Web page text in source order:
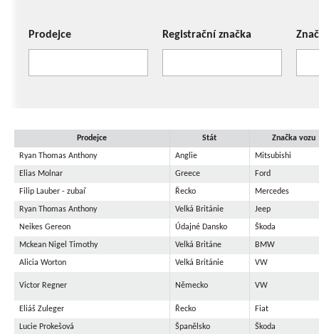
Prodejce Registrační značka
Prodejce Stát Značka vozu
Ryan Thomas Anthony Anglie Mitsubishi
Elias Molnar Greece Ford
Filip Lauber - zubař Řecko Mercedes
Ryan Thomas Anthony Velká Británie Jeep
Neikes Gereon Údajné Dansko Škoda
Mckean Nigel Timothy Velká Británe BMW
Alicia Worton Velká Británie VW
Victor Regner Německo VW
Eliáš Zuleger Řecko Fiat
Lucie Prokešová Španělsko Škoda